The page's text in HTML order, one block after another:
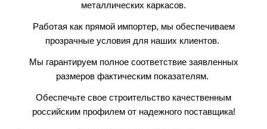
металлических каркасов.
Работая как прямой импортер, мы обеспечиваем
прозрачные условия для наших клиентов.
Мы гарантируем полное соответствие заявленных
размеров фактическим показателям.
Обеспечьте свое строительство качественным
российским профилем от надежного поставщика!